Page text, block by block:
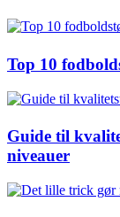
Top 10
Guide til
niveauer